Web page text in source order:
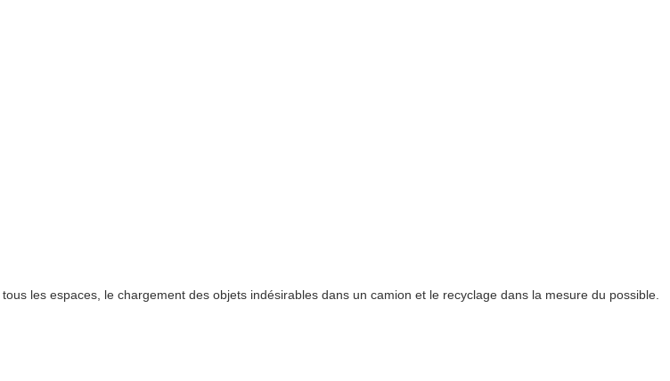
les espaces, le chargement des objets indésirables dans un camion et le recyclage dans la mesure du possible.